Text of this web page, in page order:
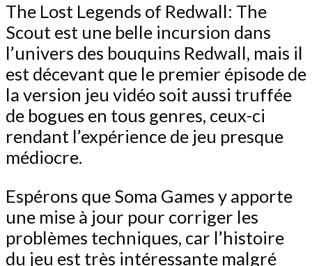
The Lost Legends of Redwall: The
Scout est une belle incursion dans
l’univers des bouquins Redwall, mais il
est décevant que le premier épisode de
la version jeu vidéo soit aussi truffée
de bogues en tous genres, ceux-ci
rendant l’expérience de jeu presque
médiocre.
Espérons que Soma Games y apporte
une mise à jour pour corriger les
problèmes techniques, car l’histoire
du jeu est très intéressante malgré